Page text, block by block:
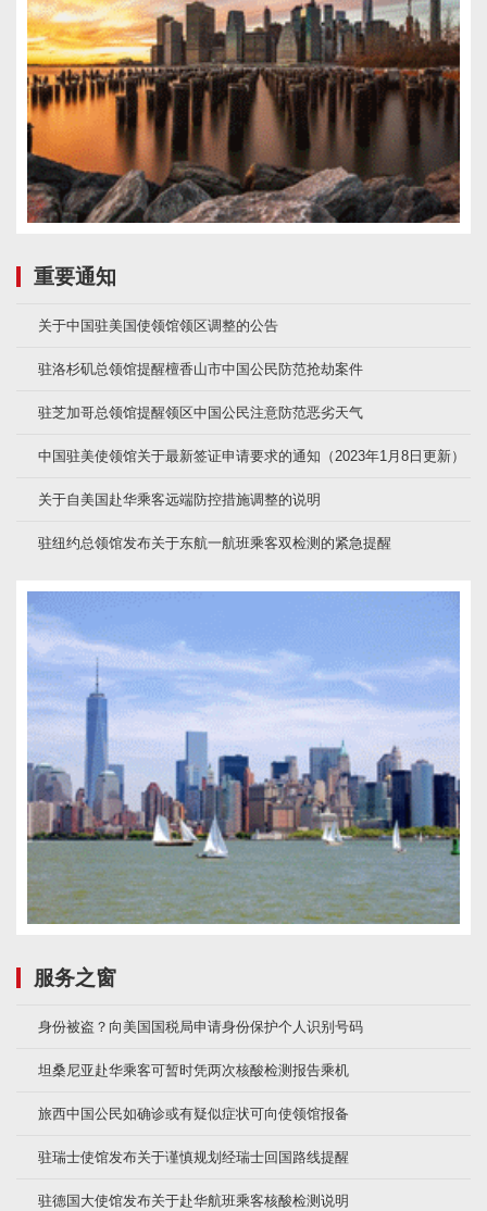
重要通知
关于中国驻美国使领馆领区调整的公告
驻洛杉矶总领馆提醒檀香山市中国公民防范抢劫案件
驻芝加哥总领馆提醒领区中国公民注意防范恶劣天气
中国驻美使领馆关于最新签证申请要求的通知（2023年1月8日更新）
关于自美国赴华乘客远端防控措施调整的说明
驻纽约总领馆发布关于东航一航班乘客双检测的紧急提醒
服务之窗
身份被盗？向美国国税局申请身份保护个人识别号码
坦桑尼亚赴华乘客可暂时凭两次核酸检测报告乘机
旅西中国公民如确诊或有疑似症状可向使领馆报备
驻瑞士使馆发布关于谨慎规划经瑞士回国路线提醒
驻德国大使馆发布关于赴华航班乘客核酸检测说明